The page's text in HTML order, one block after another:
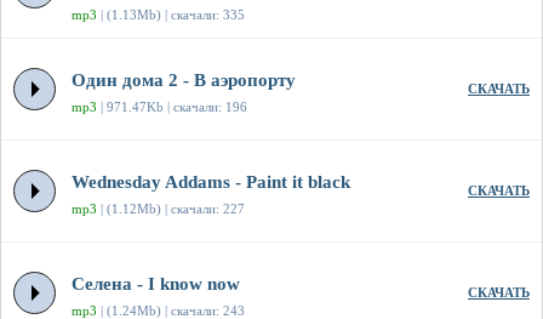
mp3 | (1.13Mb) | скачали: 335
Один дома 2 - В аэропорту
mp3 | 971.47Kb | скачали: 196
СКАЧАТЬ
Wednesday Addams - Paint it black
mp3 | (1.12Mb) | скачали: 227
СКАЧАТЬ
Селена - I know now
mp3 | (1.24Mb) | скачали: 243
СКАЧАТЬ